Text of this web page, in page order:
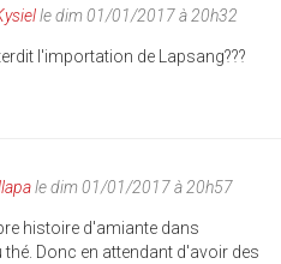
le dim 01/01/2017 à 20h32
l'importation de Lapsang???
le dim 01/01/2017 à 20h57
histoire d'amiante dans
thé. Donc en attendant d'avoir des